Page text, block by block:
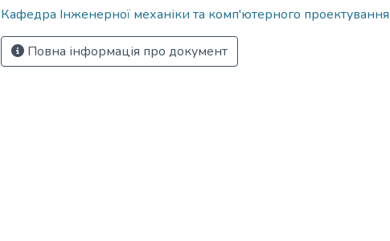
Кафедра Інженерної механіки та комп'ютерного проектування
Повна інформація про документ